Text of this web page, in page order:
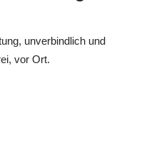
unverbindlich und
vor Ort.